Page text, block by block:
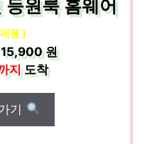
등원룩 홈웨어
품 ]
15,900 원
지도착
기